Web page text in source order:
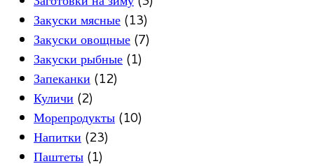
Закуски мясные (13)
Закуски овощные (7)
Закуски рыбные (1)
Запеканки (12)
Куличи (2)
Морепродукты (10)
Напитки (23)
Паштеты (1)